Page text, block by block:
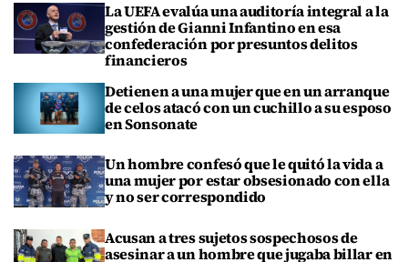
La UEFA evalúa una auditoría integral a la
gestión de Gianni Infantino en esa
confederación por presuntos delitos
financieros
Detienen a una mujer que en un arranque
de celos atacó con un cuchillo a su esposo
en Sonsonate
Un hombre confesó que le quitó la vida a
una mujer por estar obsesionado con ella
y no ser correspondido
Acusan a tres sujetos sospechosos de
asesinar a un hombre que jugaba billar en